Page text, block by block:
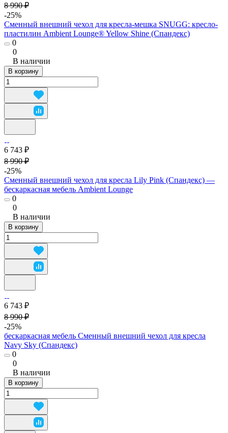
8 990 ₽
-25%
Сменный внешний чехол для кресла-мешка SNUGG: кресло-
пластилин Ambient Lounge® Yellow Shine (Спандекс)
0
0
В наличии
В корзину
6 743 ₽
8 990 ₽
-25%
Сменный внешний чехол для кресла Lily Pink (Спандекс) —
бескаркасная мебель Ambient Lounge
0
0
В наличии
В корзину
6 743 ₽
8 990 ₽
-25%
бескаркасная мебель Сменный внешний чехол для кресла
Navy Sky (Спандекс)
0
0
В наличии
В корзину